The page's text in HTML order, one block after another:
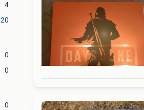
4
20
0
0
0